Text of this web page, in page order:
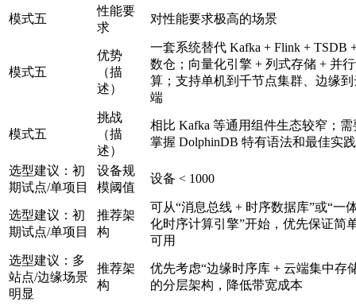
模式五
性能要
求
对性能要求极高的场景
模式五
优势
（描
述）
一套系统替代 Kafka + Flink + TSDB
数仓；向量化引擎 + 列式存储 + 并
算；支持单机到千节点集群、边缘到
端
模式五
挑战
（描
述）
相比 Kafka 等通用组件生态较窄；需
掌握 DolphinDB 特有语法和最佳实践
选型建议：初
期试点/单项目
设备规
模阈值
设备 < 1000
选型建议：初
期试点/单项目
推荐架
构
可从“消息总线 + 时序数据库”或“一
化时序计算引擎”开始，优先保证简
可用
选型建议：多
站点/边缘场景
明显
推荐架
构
优先考虑“边缘时序库 + 云端集中存
的分层架构，降低带宽成本